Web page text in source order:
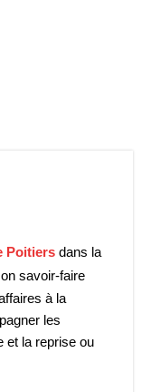
Poitiers dans la
savoir-faire
à la
les
et la reprise ou